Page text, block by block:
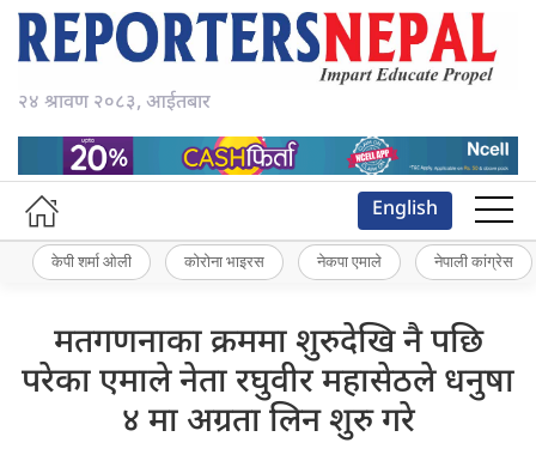
२४ श्रावण २०८३, आईतबार
English
केपी शर्मा ओली कोरोना भाइरस नेकपा एमाले नेपाली कांग्रेस
मतगणनाका क्रममा शुरुदेखि नै पछि
परेका एमाले नेता रघुवीर महासेठले धनुषा
४ मा अग्रता लिन शुरु गरे